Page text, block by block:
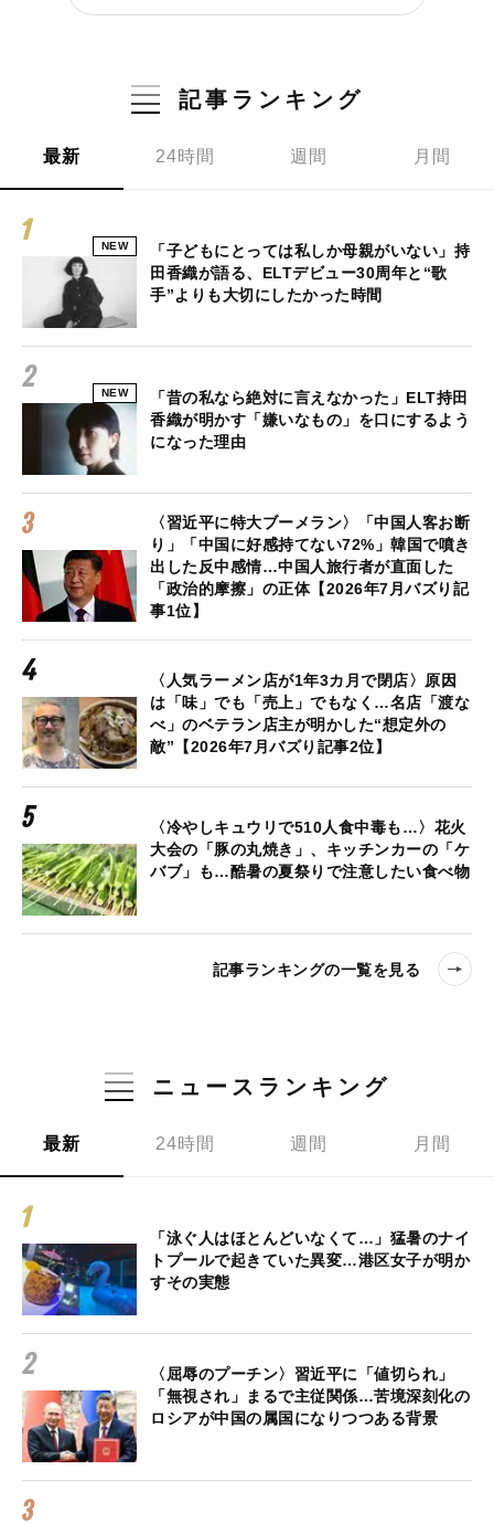
記事ランキング
最新 24時間 週間 月間
NEW
「子どもにとっては私しか母親がいない」持
田香織が語る、ELTデビュー30周年と“歌
手”よりも大切にしたかった時間
NEW
「昔の私なら絶対に言えなかった」ELT持田
香織が明かす「嫌いなもの」を口にするよう
になった理由
〈習近平に特大ブーメラン〉「中国人客お断
り」「中国に好感持てない72%」韓国で噴き
出した反中感情…中国人旅行者が直面した
「政治的摩擦」の正体【2026年7月バズり記
事1位】
〈人気ラーメン店が1年3カ月で閉店〉原因
は「味」でも「売上」でもなく…名店「渡な
べ」のベテラン店主が明かした“想定外の
敵”【2026年7月バズり記事2位】
〈冷やしキュウリで510人食中毒も…〉花火
大会の「豚の丸焼き」、キッチンカーの「ケ
バブ」も…酷暑の夏祭りで注意したい食べ物
記事ランキングの一覧を見る
ニュースランキング
最新 24時間 週間 月間
「泳ぐ人はほとんどいなくて…」猛暑のナイ
トプールで起きていた異変…港区女子が明か
すその実態
〈屈辱のプーチン〉習近平に「値切られ」
「無視され」まるで主従関係…苦境深刻化の
ロシアが中国の属国になりつつある背景